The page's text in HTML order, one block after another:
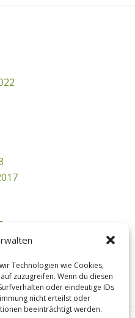
Technologien wie Cookies,
zuzugreifen. Wenn du diesen
oder eindeutige IDs
nicht erteilst oder
beeinträchtigt werden.